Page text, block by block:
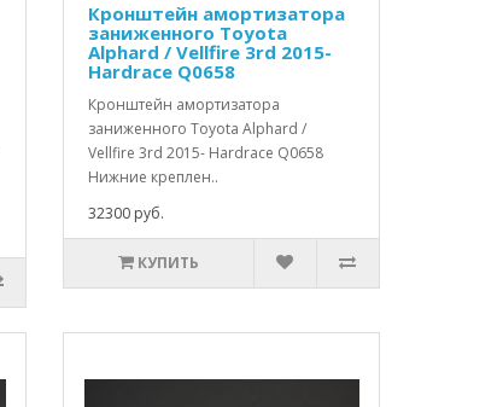
Кронштейн амортизатора
заниженного Toyota
Alphard / Vellfire 3rd 2015-
Hardrace Q0658
Кронштейн амортизатора
заниженного Toyota Alphard /
Vellfire 3rd 2015- Hardrace Q0658
Нижние креплен..
32300 руб.
КУПИТЬ